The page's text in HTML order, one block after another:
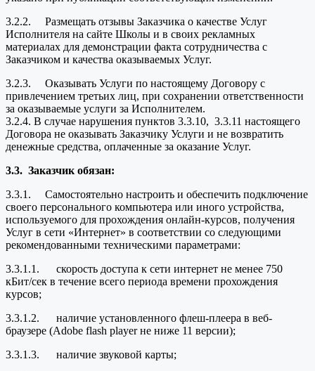
3.2.2. Размещать отзывы Заказчика о качестве Услуг
Исполнителя на сайте Школы и в своих рекламных
материалах для демонстрации факта сотрудничества с
Заказчиком и качества оказываемых Услуг.
3.2.3. Оказывать Услуги по настоящему Договору с
привлечением третьих лиц, при сохранении ответственности
за оказываемые услуги за Исполнителем.
3.2.4. В случае нарушения пунктов 3.3.10, 3.3.11 настоящего
Договора не оказывать Заказчику Услуги и не возвратить
денежные средства, оплаченные за оказание Услуг.
3.3. Заказчик обязан:
3.3.1. Самостоятельно настроить и обеспечить подключение
своего персонального компьютера или иного устройства,
используемого для прохождения онлайн-курсов, получения
Услуг в сети «Интернет» в соответствии со следующими
рекомендованными техническими параметрами:
3.3.1.1. скорость доступа к сети интернет не менее 750
кБит/сек в течение всего периода времени прохождения
курсов;
3.3.1.2. наличие установленного флеш-плеера в веб-
браузере (Adobe flash player не ниже 11 версии);
3.3.1.3. наличие звуковой карты;